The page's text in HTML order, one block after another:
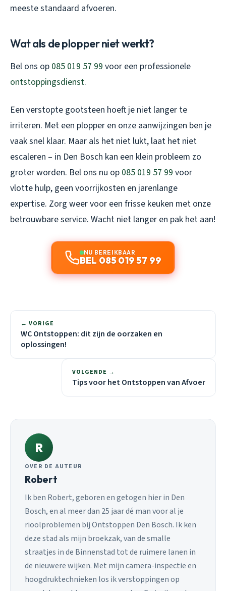
meeste standaard afvoeren.
Wat als de plopper niet werkt?
Bel ons op 085 019 57 99 voor een professionele
ontstoppingsdienst.
Een verstopte gootsteen hoeft je niet langer te
irriteren. Met een plopper en onze aanwijzingen ben je
vaak snel klaar. Maar als het niet lukt, laat het niet
escaleren – in Den Bosch kan een klein probleem zo
groter worden. Bel ons nu op 085 019 57 99 voor
vlotte hulp, geen voorrijkosten en jarenlange
expertise. Zorg weer voor een frisse keuken met onze
betrouwbare service. Wacht niet langer en pak het aan!
NU BEREIKBAAR
BEL 085 019 57 99
← VORIGE
WC Ontstoppen: dit zijn de oorzaken en
oplossingen!
VOLGENDE →
Tips voor het Ontstoppen van Afvoer
R
OVER DE AUTEUR
Robert
Ik ben Robert, geboren en getogen hier in Den
Bosch, en al meer dan 25 jaar dé man voor al je
rioolproblemen bij Ontstoppen Den Bosch. Ik ken
deze stad als mijn broekzak, van de smalle
straatjes in de Binnenstad tot de ruimere lanen in
de nieuwere wijken. Met mijn camera-inspectie en
hoogdruktechnieken los ik verstoppingen op